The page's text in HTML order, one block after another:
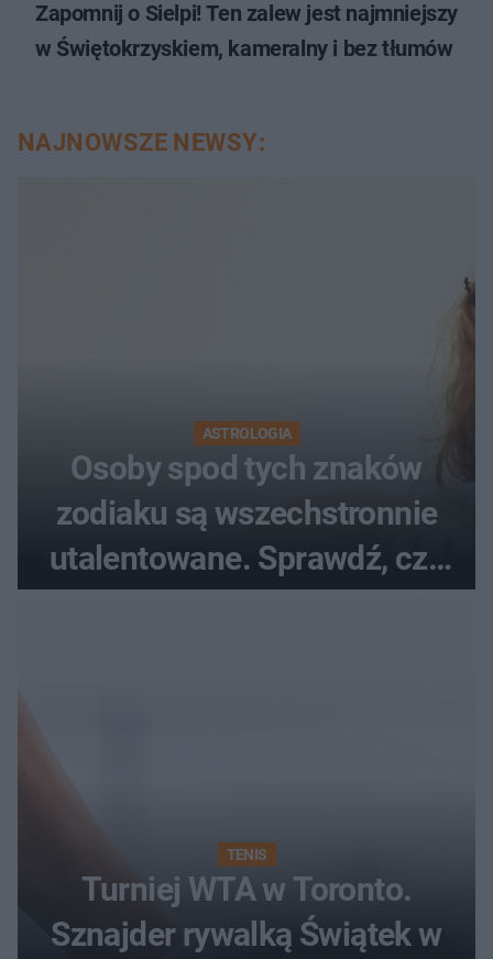
Zapomnij o Sielpi! Ten zalew jest najmniejszy
w Świętokrzyskiem, kameralny i bez tłumów
NAJNOWSZE NEWSY:
ASTROLOGIA
Osoby spod tych znaków
zodiaku są wszechstronnie
utalentowane. Sprawdź, czy
TENIS
Turniej WTA w Toronto.
Sznajder rywalką Świątek w